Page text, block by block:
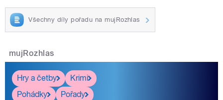
Všechny díly pořadu na mujRozhlas
mujRozhlas
Hry a četby
Krimi
Pohádky
Pořady